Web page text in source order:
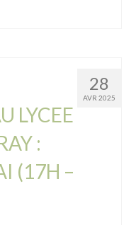
28
AVR 2025
LYCEE
:
(17H –